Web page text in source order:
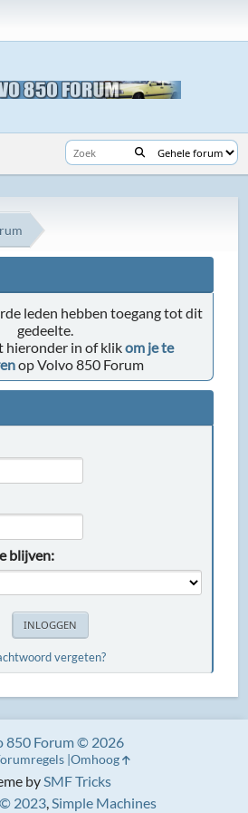
leden hebben toegang tot dit
gedeelte.
hieronder in of klikom je te
op Volvo 850 Forum
blijven:
vergeten?
bySMF Tricks
2023,Simple Machines
850 Forum © 2026
Omhoog